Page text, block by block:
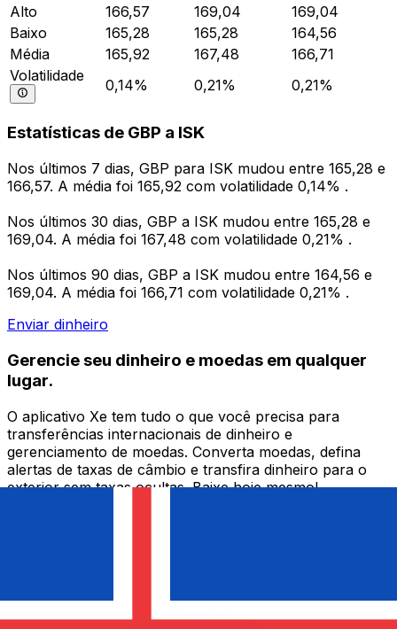
Alto
166,57 169,04
169,04
Baixo
165,28 165,28
164,56
Média
165,92 167,48
166,71
Volatilidade
0,14% 0,21% 0,21%
Estatísticas de GBP a ISK
Nos últimos 7 dias, GBP para ISK mudou entre 165,28 e
166,57. A média foi 165,92 com volatilidade 0,14% .
Nos últimos 30 dias, GBP a ISK mudou entre 165,28 e
169,04. A média foi 167,48 com volatilidade 0,21% .
Nos últimos 90 dias, GBP a ISK mudou entre 164,56 e
169,04. A média foi 166,71 com volatilidade 0,21% .
Enviar dinheiro
Gerencie seu dinheiro e moedas em qualquer
lugar.
O aplicativo Xe tem tudo o que você precisa para
transferências internacionais de dinheiro e
gerenciamento de moedas. Converta moedas, defina
alertas de taxas de câmbio e transfira dinheiro para o
exterior sem taxas ocultas. Baixe hoje mesmo!